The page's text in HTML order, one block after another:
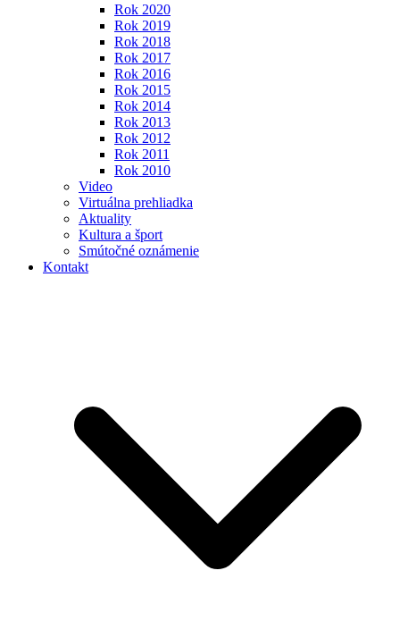
Rok 2020
Rok 2019
Rok 2018
Rok 2017
Rok 2016
Rok 2015
Rok 2014
Rok 2013
Rok 2012
Rok 2011
Rok 2010
Video
Virtuálna prehliadka
Aktuality
Kultura a šport
Smútočné oznámenie
Kontakt